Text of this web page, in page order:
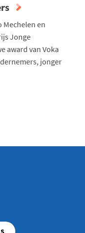
Mechelen en
Jonge
award van Voka
jonger